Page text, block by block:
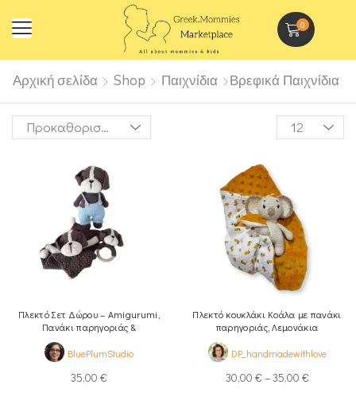
0
Αρχική σελίδα Shop Παιχνίδια Βρεφικά Παιχνίδια
Πλεκτό Σετ Δώρου – Amigurumi,
Πανάκι παρηγοριάς &
Κουδουνίστρα, Σκυλάκι
BluePlumStudio
35,00 €
Πλεκτό κουκλάκι Κοάλα με πανάκι
παρηγοριάς, Λεμονάκια
DP_handmadewithlove
30,00 € –35,00 €